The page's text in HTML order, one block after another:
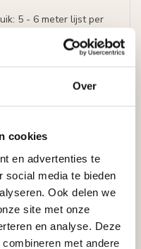
Over
cookies
en advertenties te
social media te bieden
Ook delen we
site met onze
en analyse. Deze
met andere
5 - 6 meter lijst per
met alle